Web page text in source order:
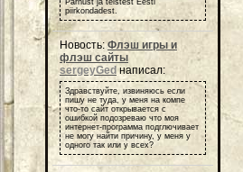
piirkondadest.
Новость:Флэш игры и
флэш сайты
sergeyGedнаписал:
Здравствуйте, извиняюсь если
пишу не туда, у меня на компе
что-то сайт открывается с
ошибкой подозреваю что моя
интернет-программа подглючивает
не могу найти причину, у меня у
одного так или у всех?